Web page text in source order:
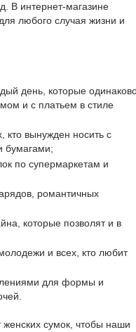
В интернет-магазине
любого случая жизни и
день, которые
и с платьем в стиле
кто вынужден носить с
бумагами;
по супермаркетам и
романтичных
которые позволят и в
и всех, кто любит
для формы и
сумок, чтобы наши